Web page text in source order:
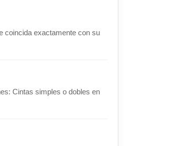
coincida exactamente con su
Cintas simples o dobles en